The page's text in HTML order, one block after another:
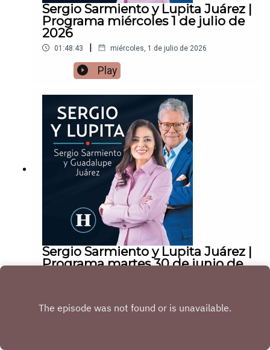
Sergio Sarmiento y Lupita Juárez |
Programa miércoles 1 de julio de
2026
01:48:43 | miércoles, 1 de julio de 2026
Play
Sergio Sarmiento y Lupita Juárez |
Programa martes 30 de junio de
Play